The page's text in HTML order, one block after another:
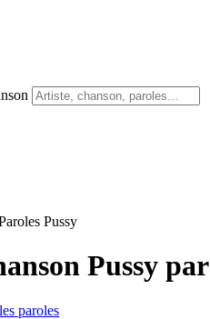
Pussy
Pussy par
paroles